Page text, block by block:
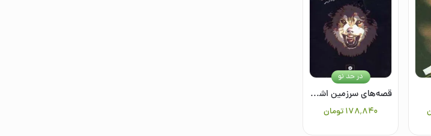
قصه‌های سرزمین اشباح 2: دستیار یک شبح
۱۷۸٬۸۴۰تومان
در حد نو